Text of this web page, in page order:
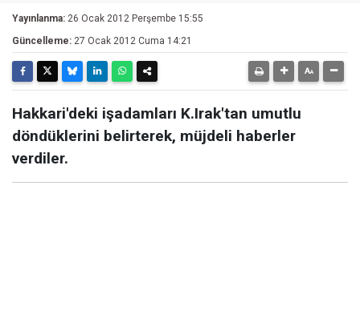
Yayınlanma: 26 Ocak 2012 Perşembe 15:55
Güncelleme: 27 Ocak 2012 Cuma 14:21
Hakkari'deki işadamları K.Irak'tan umutlu
döndüklerini belirterek, müjdeli haberler
verdiler.